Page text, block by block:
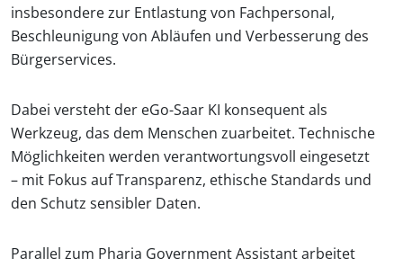
insbesondere zur Entlastung von Fachpersonal,
Beschleunigung von Abläufen und Verbesserung des
Bürgerservices.
Dabei versteht der eGo-Saar KI konsequent als
Werkzeug, das dem Menschen zuarbeitet. Technische
Möglichkeiten werden verantwortungsvoll eingesetzt
– mit Fokus auf Transparenz, ethische Standards und
den Schutz sensibler Daten.
Parallel zum Pharia Government Assistant arbeitet